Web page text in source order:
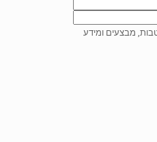
מבצעים ומידע